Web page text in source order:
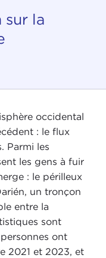
sur la
occidental
: le flux
Parmi les
les gens à fuir
: le périlleux
un tronçon
entre la
sont
ont
2021 et 2023, et